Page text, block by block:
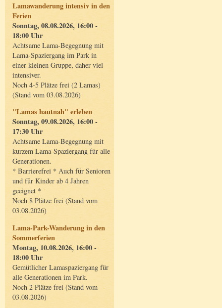
Lamawanderung intensiv in den
Ferien
Sonntag, 08.08.2026, 16:00 -
18:00 Uhr
Achtsame Lama-Begegnung mit
Lama-Spaziergang im Park in
einer kleinen Gruppe, daher viel
intensiver.
Noch 4-5 Plätze frei (2 Lamas)
(Stand vom 03.08.2026)
"Lamas hautnah" erleben
Sonntag, 09.08.2026, 16:00 -
17:30 Uhr
Achtsame Lama-Begegnung mit
kurzem Lama-Spaziergang für alle
Generationen.
* Barrierefrei * Auch für Senioren
und für Kinder ab 4 Jahren
geeignet *
Noch 8 Plätze frei (Stand vom
03.08.2026)
Lama-Park-Wanderung in den
Sommerferien
Montag, 10.08.2026, 16:00 -
18:00 Uhr
Gemütlicher Lamaspaziergang für
alle Generationen im Park.
Noch 2 Plätze frei (Stand vom
03.08.2026)